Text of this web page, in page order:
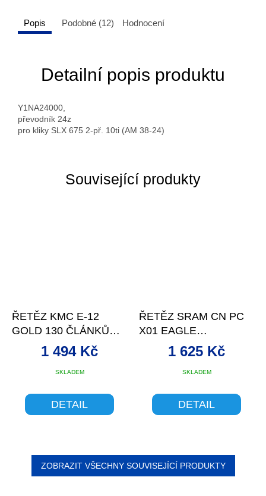
Související produkty
ŘETĚZ KMC E-12
GOLD 130 ČLÁNKŮ
SKLADEM
1 494 Kč
DETAIL
ŘETĚZ SRAM CN PC
X01 EAGLE
12S+SPOJKA 126Č
SKLADEM
1 625 Kč
DETAIL
ZOBRAZIT VŠECHNY SOUVISEJÍCÍ PRODUKTY
Popis Podobné (12) Hodnocení
Detailní popis produktu
Y1NA24000,
převodník 24z
pro kliky SLX 675 2-př. 10ti (AM 38-24)